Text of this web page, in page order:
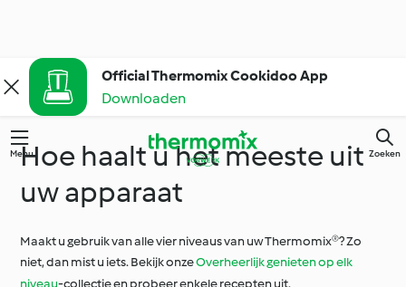
Official Thermomix Cookidoo App
Downloaden
Menu Zoeken
Hoe haalt u het meeste uit
uw apparaat
Maakt u gebruik van alle vier niveaus van uw Thermomix®? Zo
niet, dan mist u iets. Bekijk onzeOverheerlijk genieten op elk
niveau-collectie en probeer enkele recepten uit.